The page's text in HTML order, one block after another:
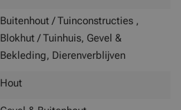
Buitenhout / Tuinconstructies ,
Blokhut / Tuinhuis, Gevel &
Bekleding, Dierenverblijven
Hout